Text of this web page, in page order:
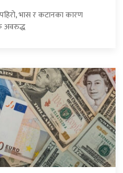
भास र कटानका कारण
अवरुद्ध